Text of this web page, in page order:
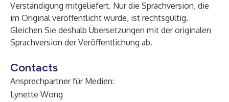
Verständigung mitgeliefert. Nur die Sprachversion, die
im Original veröffentlicht wurde, ist rechtsgültig.
Gleichen Sie deshalb Übersetzungen mit der originalen
Sprachversion der Veröffentlichung ab.
Contacts
Ansprechpartner für Medien:
Lynette Wong